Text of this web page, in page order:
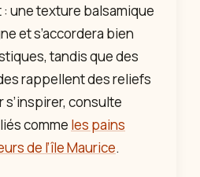
une texture balsamique
et s’accordera bien
tandis que des
rappellent des reliefs
consulte
comme les pains
de l’île Maurice.